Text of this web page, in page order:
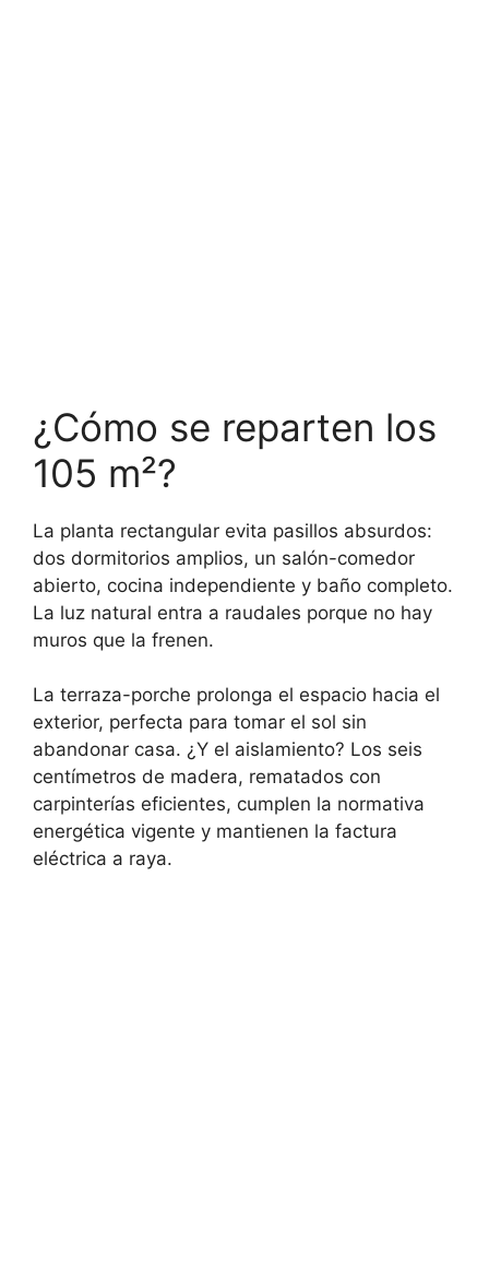
¿Cómo se reparten los
105 m²?
La planta rectangular evita pasillos absurdos:
dos dormitorios amplios, un salón-comedor
abierto, cocina independiente y baño completo.
La luz natural entra a raudales porque no hay
muros que la frenen.
La terraza-porche prolonga el espacio hacia el
exterior, perfecta para tomar el sol sin
abandonar casa. ¿Y el aislamiento? Los seis
centímetros de madera, rematados con
carpinterías eficientes, cumplen la normativa
energética vigente y mantienen la factura
eléctrica a raya.